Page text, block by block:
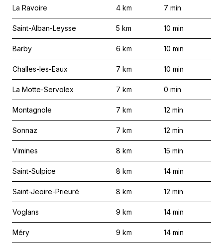
La Ravoire 4 km 7 min
Saint-Alban-Leysse 5 km 10 min
Barby 6 km 10 min
Challes-les-Eaux 7 km 10 min
La Motte-Servolex 7 km 0 min
Montagnole 7 km 12 min
Sonnaz 7 km 12 min
Vimines 8 km 15 min
Saint-Sulpice 8 km 14 min
Saint-Jeoire-Prieuré 8 km 12 min
Voglans 9 km 14 min
Méry 9 km 14 min